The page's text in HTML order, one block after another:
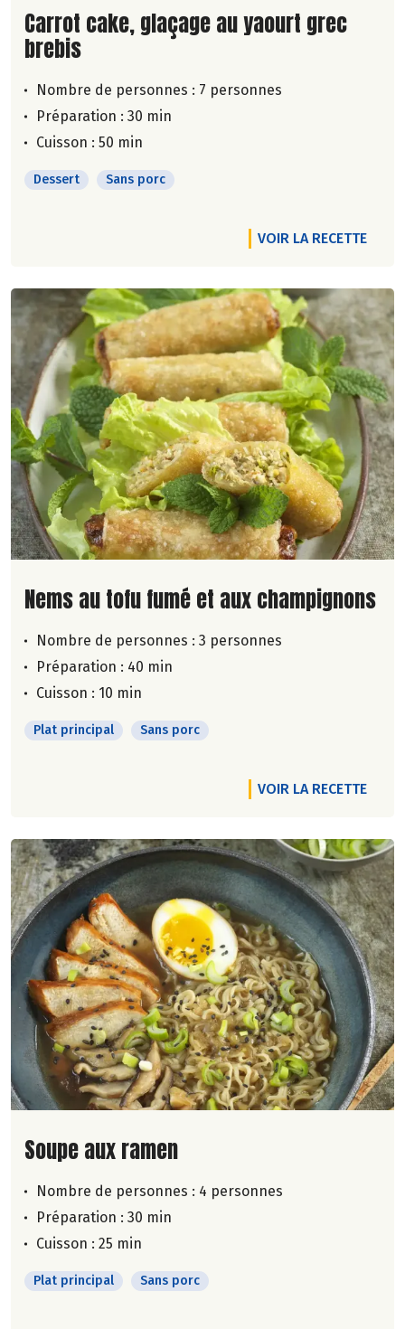
Lire la suite de la recette
Carrot cake, glaçage au yaourt grec
brebis
Nombre de personnes : 7 personnes
Préparation : 30 min
Cuisson : 50 min
Dessert Sans porc
VOIR LA RECETTE
Lire la suite de la recette
Nems au tofu fumé et aux champignons
Nombre de personnes : 3 personnes
Préparation : 40 min
Cuisson : 10 min
Plat principal Sans porc
VOIR LA RECETTE
Lire la suite de la recette
Soupe aux ramen
Nombre de personnes : 4 personnes
Préparation : 30 min
Cuisson : 25 min
Plat principal Sans porc